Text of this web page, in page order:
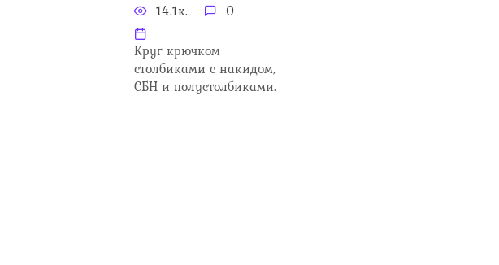
14.1к. 0
Круг крючком
столбиками с накидом,
СБН и полустолбиками.